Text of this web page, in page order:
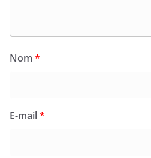
Nom *
E-mail*